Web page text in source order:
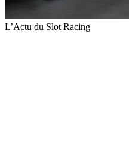
L’Actu du Slot Racing